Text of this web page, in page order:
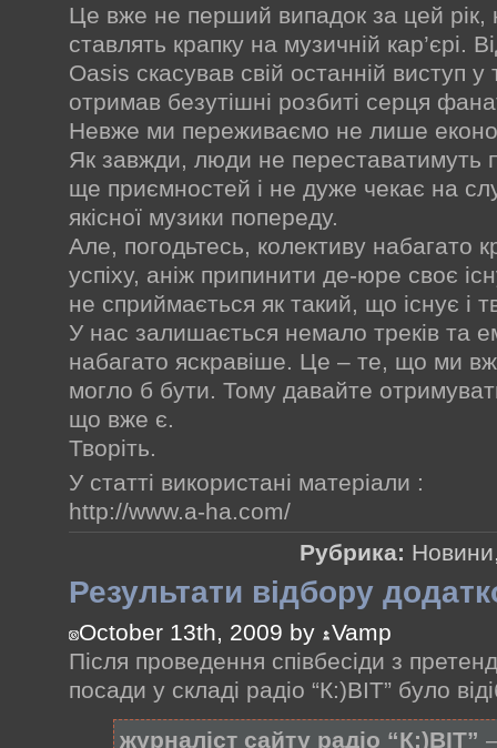
Це вже не перший випадок за цей рік,
ставлять крапку на музичній кар’єрі.
Oasis скасував свій останній виступ
отримав безутішні розбиті серця
Невже ми переживаємо не лише
Як завжди, люди не переставатимуть
ще приємностей і не дуже чекає на
якісної музики попереду.
Але, погодьтесь, колективу набагато
успіху, аніж припинити де-юре своє
не сприймається як такий, що існує і
У нас залишається немало треків та
набагато яскравіше. Це – те, що ми
могло б бути. Тому давайте
що вже є.
Творіть.
У статті використані матеріали :
http://www.a-ha.com/
Рубрика: Новини
Результати відбору
October 13th, 2009 by
Vamp
Після проведення співбесіди з
посади у складі радіо “К:)ВІТ” було
журналіст сайту радіо “К:)ВІТ”